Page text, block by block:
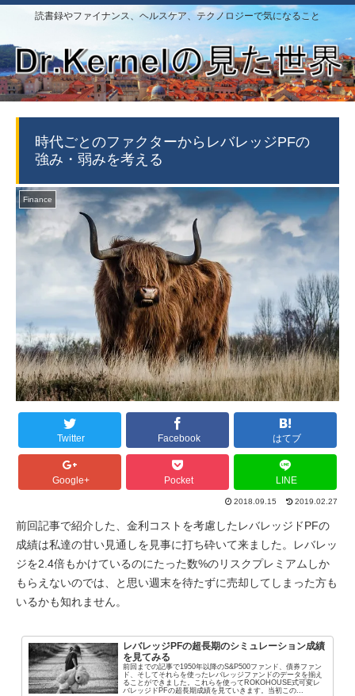
読書録やファイナンス、ヘルスケア、テクノロジーで気になること
時代ごとのファクターからレバレッジPFの
強み・弱みを考える
Finance
Twitter Facebook はてブ
Google+ Pocket LINE
2018.09.15 2019.02.27
前回記事で紹介した、金利コストを考慮したレバレッジドPFの
成績は私達の甘い見通しを見事に打ち砕いて来ました。レバレッ
ジを2.4倍もかけているのにたった数%のリスクプレミアムしか
もらえないのでは、と思い週末を待たずに売却してしまった方も
いるかも知れません。
レバレッジPFの超長期のシミュレーション成績
を見てみる
前回までの記事で1950年以降のS&P500ファンド、債券ファン
ド、そしてそれらを使ったレバレッジファンドのデータを揃え
ることができました。これらを使ってROKOHOUSE式可変レ
バレッジドPFの超長期成績を見ていきます。当初この...